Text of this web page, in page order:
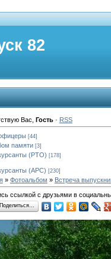
82
Вас Гость· RSS
[44]
памяти [3]
(РТО) [178]
(АРС) [230]
» Фотоальбом » Встреча
ссылкой с друзьями в
Поделиться…